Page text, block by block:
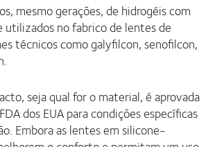
mesmo gerações, de hidrogéis com
no fabrico de lentes de
técnicos como galyfilcon, senofilcon,
seja qual for o material, é aprovada
dos EUA para condições específicas
Embora as lentes em silicone-